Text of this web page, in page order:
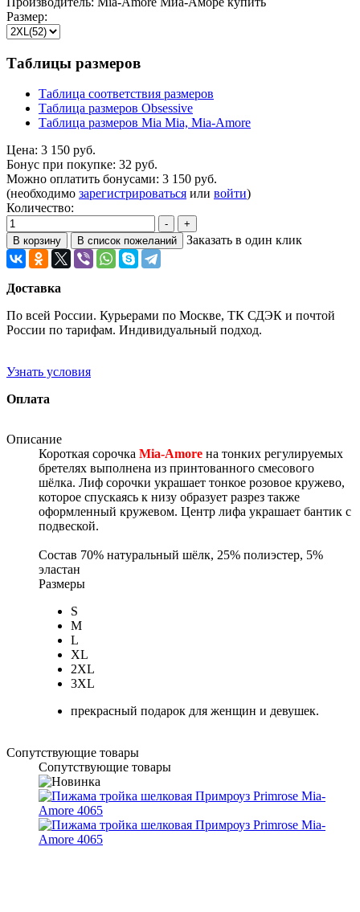
Размер:
Таблицы размеров
Таблица соответствия размеров
Таблица размеров Obsessive
Таблица размеров Mia Mia, Mia-Amore
Цена: 3 150 руб.
Бонус при покупке: 32 руб.
Можно оплатить бонусами: 3 150 руб.
(необходимо зарегистрироваться или войти)
Количество:
Заказать в один клик
Доставка
По всей России. Курьерами по Москве, ТК СДЭК и почтой
России по тарифам. Индивидуальный подход.
Узнать условия
Оплата
Описание
Короткая сорочка Mia-Amore на тонких регулируемых
бретелях выполнена из принтованного смесового
шёлка. Лиф сорочки украшает тонкое розовое кружево,
которое спускаясь к низу образует разрез также
оформленный кружевом. Центр лифа украшает бантик с
подвеской.
Состав 70% натуральный шёлк, 25% полиэстер, 5%
эластан
Размеры
S
M
L
XL
2XL
3XL
прекрасный подарок для женщин и девушек.
Сопутствующие товары
Сопутствующие товары